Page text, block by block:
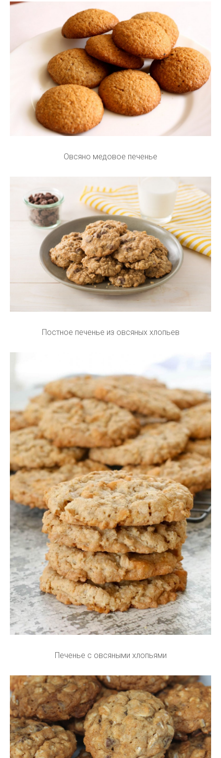
Овсяно медовое печенье
Постное печенье из овсяных хлопьев
Печенье с овсяными хлопьями